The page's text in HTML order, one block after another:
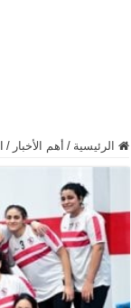
الرئيسية / أهم الأخبار /